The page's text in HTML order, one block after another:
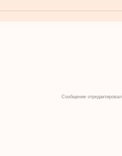
Сообщение отредактировал